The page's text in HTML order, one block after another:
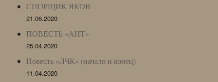
СПОРЩИК ЯКОВ
21.06.2020
ПОВЕСТЬ «АНТ»
25.04.2020
Повесть «ЛЧК» (начало и конец)
11.04.2020